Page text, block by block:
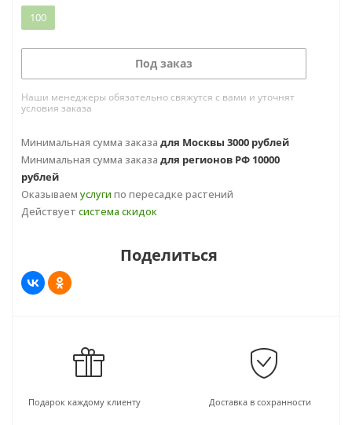
100
Под заказ
Наши менеджеры обязательно свяжутся с вами и уточнят
условия заказа
Минимальная сумма заказа для Москвы 3000 рублей
Минимальная сумма заказа для регионов РФ 10000
рублей
Оказываем услуги по пересадке растений
Действует система скидок
Поделиться
Подарок каждому клиенту Доставка в сохранности